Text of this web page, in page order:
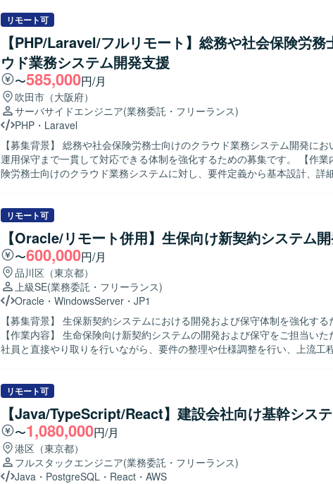
ド・バックエンド双方の技術に興味を持ち、チームメンバーと連携しなが
方が望ましいです。 【ポジションの魅力】 社会的意義の高い災害関連システムの開発に携わる
ことで、ユーザーの安全や安心に直接貢献できる点が魅力です。
C#（.NET）など複数の技術スタックを横断して携わることができ、フルス
アップにもつながります。 【開発環境】 Windows環境上での開発となり、TypeScript、
React、Vitest、leaflet、C#（.NET 10、ASP.NET Core）などを用いて開発
リモート可
【PHP/Laravel/フルリモート】総務や社会保険労務
ウド業務システム開発支援
〜585,000円/月
吹田市（大阪府）
サーバサイドエンジニア(業務委託・フリーランス)
PHP ・ Laravel
【募集背景】 総務や社会保険労務士向けのクラウド業務システム開発に
運用保守まで一貫して対応できる体制を強化するための募集です。 【作業内容】 総務や社会保
険労務士向けのクラウド業務システムに対し、要件定義から基本設計、詳
ーム開発の一員として他メンバーと連携しながら業務システムの品質向上
きます。 【求める人物像】 上流工程から運用保守まで幅広い工程に主体的に関わっていただけ
る方を求めています。担当案件の進行状況を把握しながら、スケジュール
を行える方や、チーム開発において周囲と円滑にコミュニケーションを取
られる方にマッチしたポジションです。 【ポジションの魅力】 要件定義から運用保守まで、ク
ラウド業務システム開発の全工程に関わることができるため、上流から下
を積むことができます。SE、PG、管理といった複数の役割を柔軟に担うこ
マネジメントスキルの双方を磨いていただけます。 【開発環境】 PHPおよびLaravelを用いた
WEB業務システム開発環境での作業となります。
リモート可
【Oracle/リモート併用】生保向け新契約システム
〜600,000円/月
品川区（東京都）
上級SE(業務委託・フリーランス)
Oracle ・ WindowsServer ・ JP1
【募集背景】 生保新契約システムにおける開発および保守体制を強化する
【作業内容】 生命保険向け新契約システムの開発および保守をご担当い
社員と直接やり取りを行いながら、要件の整理や仕様調整を行い、上流工
ニケーション能力をお持ちの方を求めています。生命保険業務に対する理
課題を整理しながら周囲と協調してプロジェクトを推進できる方が望ましいです。
ンの魅力】 大規模な生命保険向け新契約システムに携わることで、業務知
をさらに深めていただけます。顧客担当社員との直接折衝や案件リーダー
て、要件定義から設計まで一連の工程をリードできる環境です。 【開発環境】 OracleDB、
Visual Studio 2017、Windows Server 2019、IIS、JP1 等を利用したシステ
び保守となります。
リモート可
【Java/TypeScript/React】建設会社向け基幹シス
〜1,080,000円/月
港区（東京都）
フルスタックエンジニア(業務委託・フリーランス)
Java ・ PostgreSQL ・ React ・ AWS